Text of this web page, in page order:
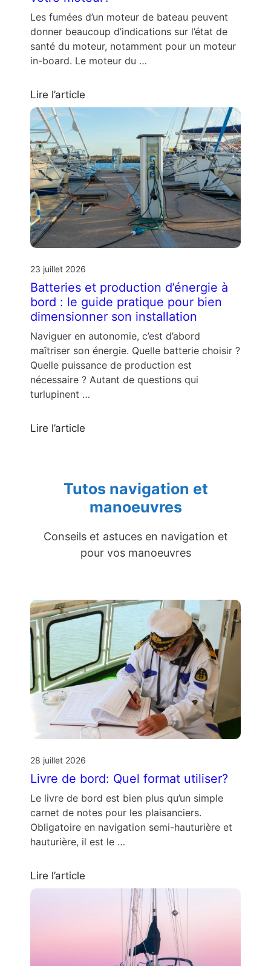
Les fumées d’un moteur de bateau peuvent
donner beaucoup d’indications sur l’état de
santé du moteur, notamment pour un moteur
in-board. Le moteur du …
Lire l’article
23 juillet 2026
Batteries et production d’énergie à
bord : le guide pratique pour bien
dimensionner son installation
Naviguer en autonomie, c’est d’abord
maîtriser son énergie. Quelle batterie choisir ?
Quelle puissance de production est
nécessaire ? Autant de questions qui
turlupinent …
Lire l’article
Tutos navigation et
manoeuvres
Conseils et astuces en navigation et
pour vos manoeuvres
28 juillet 2026
Livre de bord: Quel format utiliser?
Le livre de bord est bien plus qu’un simple
carnet de notes pour les plaisanciers.
Obligatoire en navigation semi-hauturière et
hauturière, il est le …
Lire l’article